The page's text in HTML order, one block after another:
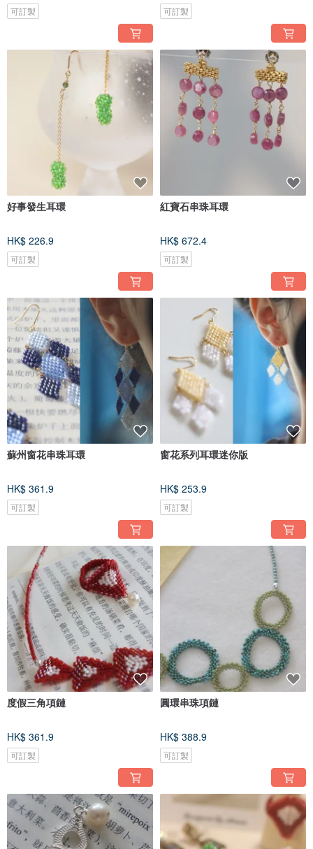
可訂製 可訂製
好事發生耳環
HK$ 226.9
可訂製
紅寶石串珠耳環
HK$ 672.4
可訂製
蘇州窗花串珠耳環
HK$ 361.9
可訂製
窗花系列耳環迷你版
HK$ 253.9
可訂製
度假三角項鏈
HK$ 361.9
可訂製
圓環串珠項鏈
HK$ 388.9
可訂製